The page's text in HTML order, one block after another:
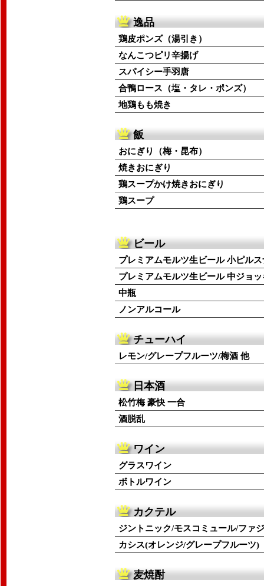
逸品
鶏皮ポンズ（湯引き）
なんこつピリ辛揚げ
スパイシー手羽唐
合鴨ロース（塩・タレ・ポンズ）
地鶏もも焼き
飯
おにぎり（梅・昆布）
焼きおにぎり
鶏スープかけ焼きおにぎり
鶏スープ
ビール
プレミアムモルツ生ビール 小ピル
プレミアムモルツ生ビール 中ジョッ
中瓶
ノンアルコール
チューハイ
レモン/グレープフルーツ/梅酒 他
日本酒
松竹梅 豪快 一合
酒脱乱
ワイン
グラスワイン
ボトルワイン
カクテル
ジントニック/モスコミュール/ファ
カシス(オレンジ/グレープフルーツ)
麦焼酎